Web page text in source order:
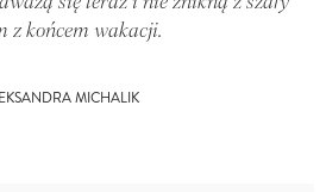
z końcem wakacji.
MICHALIK